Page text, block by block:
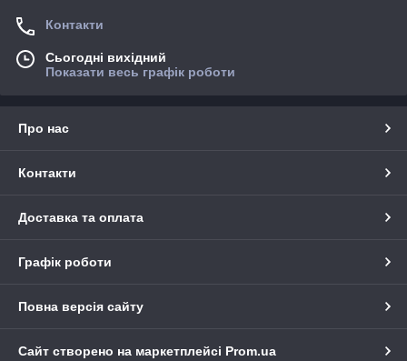
Контакти
Сьогодні вихідний
Показати весь графік роботи
Про нас
Контакти
Доставка та оплата
Графік роботи
Повна версія сайту
Сайт створено на маркетплейсі Prom.ua